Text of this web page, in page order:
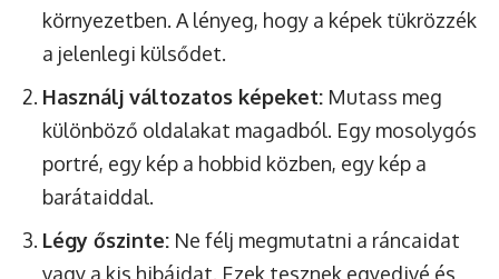
környezetben. A lényeg, hogy a képek tükrözzék
a jelenlegi külsődet.
Használj változatos képeket: Mutass meg
különböző oldalakat magadból. Egy mosolygós
portré, egy kép a hobbid közben, egy kép a
barátaiddal.
Légy őszinte: Ne félj megmutatni a ráncaidat
vagy a kis hibáidat. Ezek tesznek egyedivé és